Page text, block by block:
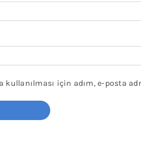
için adım, e-posta